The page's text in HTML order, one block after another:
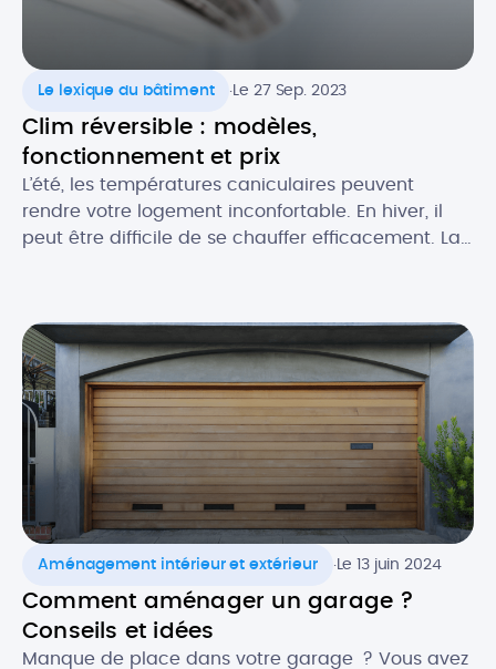
Le lexique du bâtiment .Le 27 Sep. 2023
Clim réversible : modèles,
fonctionnement et prix
L’été, les températures caniculaires peuvent
rendre votre logement inconfortable. En hiver, il
peut être difficile de se chauffer efficacement. La
faut savoir sur la clim’ réversible, ou pompe à
chaleur air/air : comment elle […]
Aménagement intérieur et extérieur Le 13 juin 2024
Comment aménager un garage ?
Conseils et idées
Manque de place dans votre garage ? Vous avez